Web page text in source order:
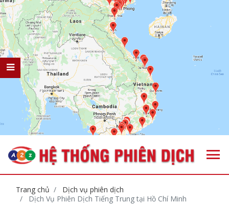
Trang chủ
Dịch vụ phiên dịch
Dịch Vụ Phiên Dịch Tiếng Trung tại Hồ Chí Minh